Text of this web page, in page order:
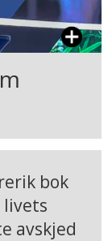
bok
livets
avskjed